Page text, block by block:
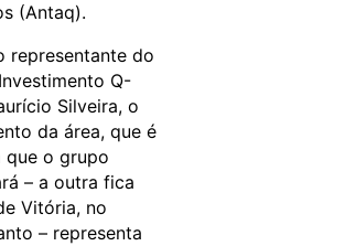
(Antaq).
representante do
Q-
Silveira, o
da área, que é
que o grupo
– a outra fica
Vitória, no
– representa